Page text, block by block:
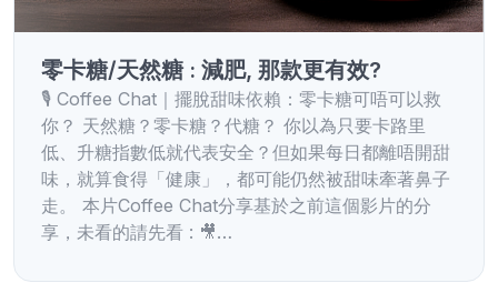
零卡糖/天然糖 : 減肥, 那款更有效?
🎙️ Coffee Chat｜擺脫甜味依賴：零卡糖可唔可以救
你？ 天然糖？零卡糖？代糖？ 你以為只要卡路里
低、升糖指數低就代表安全？但如果每日都離唔開甜
味，就算食得「健康」，都可能仍然被甜味牽著鼻子
走。 本片Coffee Chat分享基於之前這個影片的分
享，未看的請先看 : 🎥…